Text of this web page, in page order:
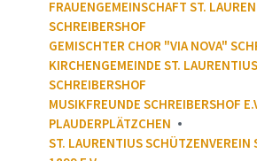
FRAUENGEMEINSCHAFT ST.
SCHREIBERSHOF
GEMISCHTER CHOR "VIA NOVA"
KIRCHENGEMEINDE ST. LAURENTIUS
SCHREIBERSHOF
MUSIKFREUNDE SCHREIBERSHOF
PLAUDERPLÄTZCHEN
ST. LAURENTIUS SCHÜTZENVEREIN